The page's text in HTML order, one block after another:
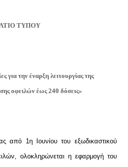
ΤΥΠΟΥ
για την έναρξη λειτουργίας της
οφειλών έως 240 δόσεις»
από 1η Ιουνίου του εξωδικαστικού
ολοκληρώνεται η εφαρμογή του